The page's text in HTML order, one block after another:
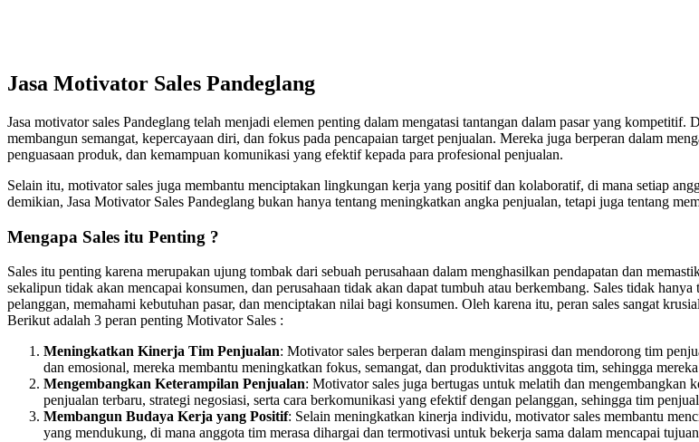
Jasa Motivator Sales Pandeglang
Jasa motivator sales Pandeglang telah menjadi elemen penting dalam mengatasi tantangan dalam pasar yang
membangun semangat, kepercayaan diri, dan fokus pada pencapaian target penjualan. Mereka juga berperan dalam
penguasaan produk, dan kemampuan komunikasi yang efektif kepada para profesional penjualan.
Selain itu, motivator sales juga membantu menciptakan lingkungan kerja yang positif dan kolaboratif, di mana setiap
demikian, Jasa Motivator Sales Pandeglang bukan hanya tentang meningkatkan angka penjualan, tetapi juga tentang
Mengapa Sales itu Penting ?
Sales itu penting karena merupakan ujung tombak dari sebuah perusahaan dalam menghasilkan pendapatan dan
sekalipun tidak akan mencapai konsumen, dan perusahaan tidak akan dapat tumbuh atau berkembang. Sales tidak
pelanggan, memahami kebutuhan pasar, dan menciptakan nilai bagi konsumen. Oleh karena itu, peran sales sangat
Berikut adalah 3 peran penting Motivator Sales :
Meningkatkan Kinerja Tim Penjualan: Motivator sales berperan dalam menginspirasi dan mendorong tim
dan emosional, mereka membantu meningkatkan fokus, semangat, dan produktivitas anggota tim, sehingga
Mengembangkan Keterampilan Penjualan: Motivator sales juga bertugas untuk melatih dan mengembangkan
penjualan terbaru, strategi negosiasi, serta cara berkomunikasi yang efektif dengan pelanggan, sehingga tim
Membangun Budaya Kerja yang Positif: Selain meningkatkan kinerja individu, motivator sales membantu
yang mendukung, di mana anggota tim merasa dihargai dan termotivasi untuk bekerja sama dalam mencapai